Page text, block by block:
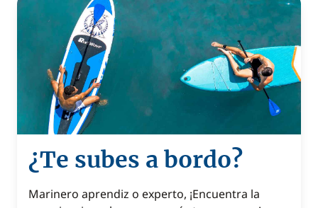
¿Te subes a bordo?
Marinero aprendiz o experto, ¡Encuentra la